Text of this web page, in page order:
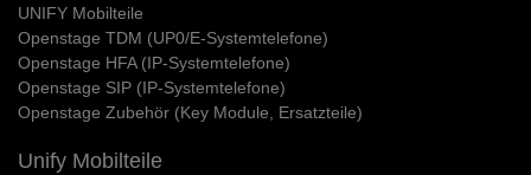
UNIFY Mobilteile
Openstage TDM (UP0/E-Systemtelefone)
Openstage HFA (IP-Systemtelefone)
Openstage SIP (IP-Systemtelefone)
Openstage Zubehör (Key Module, Ersatzteile)
Unify Mobilteile